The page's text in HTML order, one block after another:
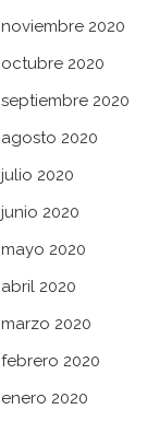
noviembre 2020
octubre 2020
septiembre 2020
agosto 2020
julio 2020
junio 2020
mayo 2020
abril 2020
marzo 2020
febrero 2020
enero 2020